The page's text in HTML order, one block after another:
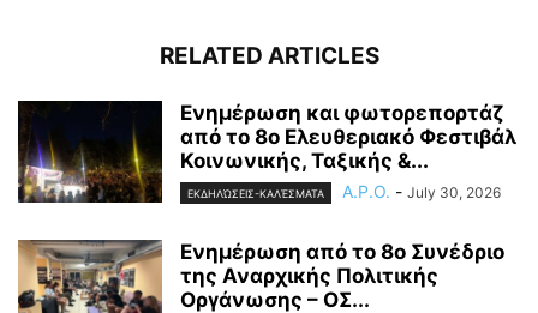
RELATED ARTICLES
Ενημέρωση και φωτορεπορτάζ
από το 8ο Ελευθεριακό Φεστιβάλ
Κοινωνικής, Ταξικής &...
ΕΚΔΗΛΏΣΕΙΣ-ΚΑΛΈΣΜΑΤΑ A.P.O. - July 30, 2026
Ενημέρωση από το 8ο Συνέδριο
της Αναρχικής Πολιτικής
Οργάνωσης – ΟΣ...